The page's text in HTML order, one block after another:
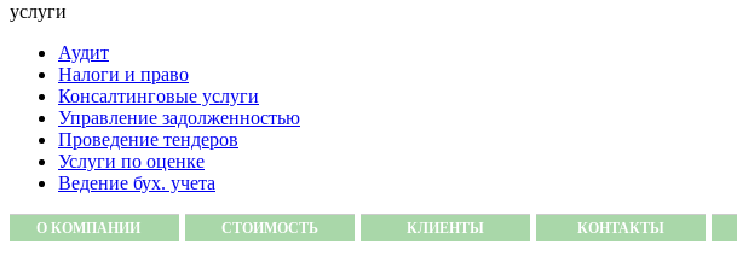
услуги
Аудит
Налоги и право
Консалтинговые услуги
Управление задолженностью
Проведение тендеров
Услуги по оценке
Ведение бух. учета
О КОМПАНИИ СТОИМОСТЬ КЛИЕНТЫ КОНТАКТЫ